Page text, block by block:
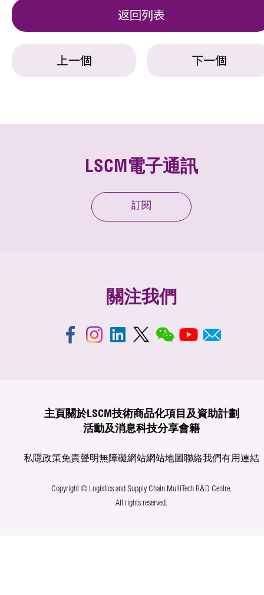
返回列表
上一個 下一個
LSCM電子通訊
訂閱
關注我們
主頁 關於LSCM技術商品化項目及資助計劃
活動及消息科技分享會籍
私隱政策免責聲明無障礙網站網站地圖聯絡我們有用連結
Copyright © Logistics and Supply Chain MultiTech R&D Centre.
All rights reserved.